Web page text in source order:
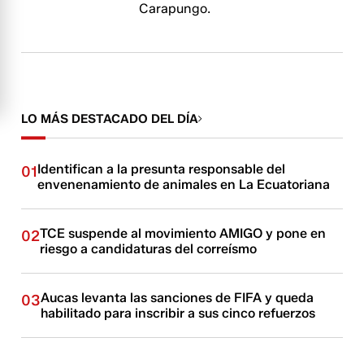
Carapungo.
LO MÁS DESTACADO DEL DÍA
01Identifican a la presunta responsable del
envenenamiento de animales en La Ecuatoriana
02TCE suspende al movimiento AMIGO y pone en
riesgo a candidaturas del correísmo
03Aucas levanta las sanciones de FIFA y queda
habilitado para inscribir a sus cinco refuerzos